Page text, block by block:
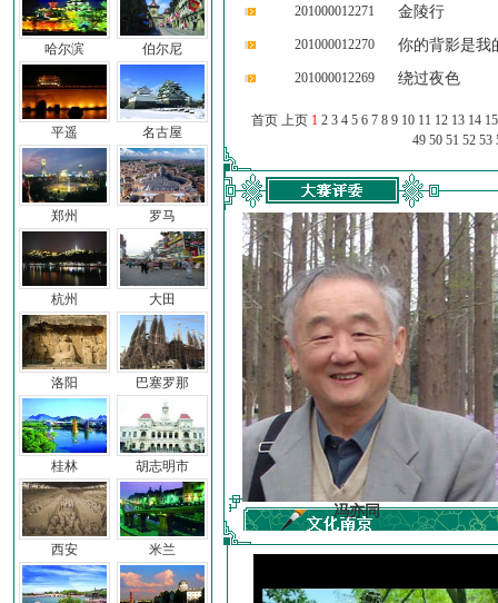
哈尔滨
平遥
郑州
杭州
洛阳
桂林
西安
伯尔尼
名古屋
罗马
大田
巴塞罗那
胡志明市
米兰
201000012271 金陵行
201000012270 你的背影是我
201000012269 绕过夜色
首页 上页 1 2 3 4 5 6 7 8 9 10 11 12 13 14 15
49 50 51 52 53
前子 冯亦同